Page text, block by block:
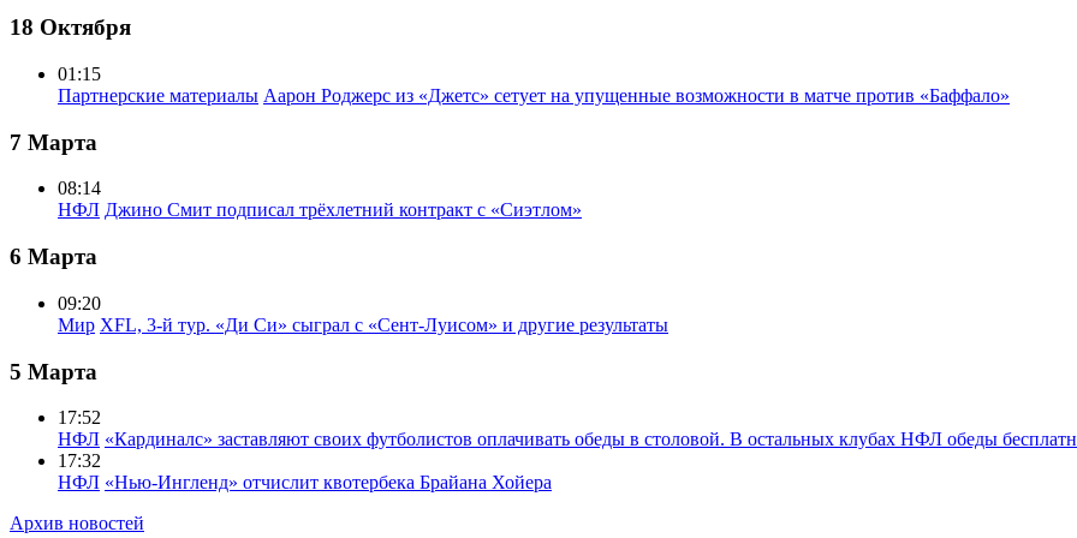
18 Октября
01:15
Партнерские материалы Аарон Роджерс из «Джетс» сетует на упущенные возможности в матче против «Баффало»
7 Марта
08:14
НФЛ Джино Смит подписал трёхлетний контракт с «Сиэтлом»
6 Марта
09:20
Мир XFL, 3-й тур. «Ди Си» сыграл с «Сент-Луисом» и другие результаты
5 Марта
17:52
НФЛ «Кардиналс» заставляют своих футболистов оплачивать обеды в столовой. В остальных клубах НФЛ обеды
17:32
НФЛ «Нью-Ингленд» отчислит квотербека Брайана Хойера
Архив новостей